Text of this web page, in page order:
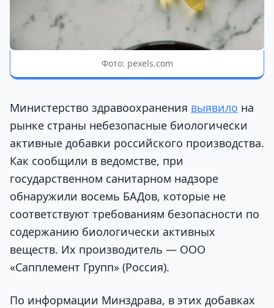
Фото: pexels.com
Министерство здравоохранения выявило на
рынке страны небезопасные биологически
активные добавки российского производства.
Как сообщили в ведомстве, при
государственном санитарном надзоре
обнаружили восемь БАДов, которые не
соответствуют требованиям безопасности по
содержанию биологически активных
веществ. Их производитель — ООО
«Сапплемент Групп» (Россия).
По информации Минздрава, в этих добавках